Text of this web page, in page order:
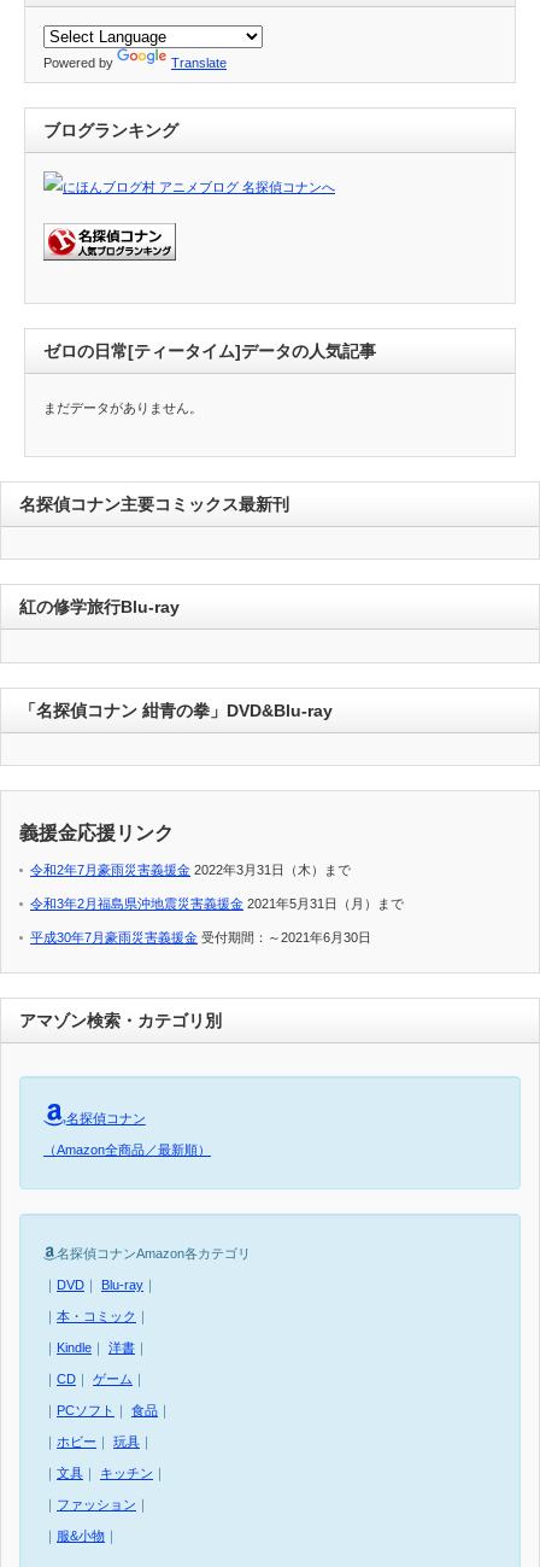
Powered by Translate
ブログランキング
ゼロの日常[ティータイム]データの人気記事
まだデータがありません。
名探偵コナン主要コミックス最新刊
紅の修学旅行Blu-ray
「名探偵コナン 紺青の拳」DVD&Blu-ray
義援金応援リンク
令和2年7月豪雨災害義援金 2022年3月31日（木）まで
令和3年2月福島県沖地震災害義援金 2021年5月31日（月）まで
平成30年7月豪雨災害義援金 受付期間：～2021年6月30日
アマゾン検索・カテゴリ別
名探偵コナン
（Amazon全商品／最新順）
名探偵コナンAmazon各カテゴリ
｜ DVD ｜ Blu-ray ｜
｜ 本・コミック ｜
｜ Kindle ｜ 洋書 ｜
｜ CD ｜ ゲーム ｜
｜ PCソフト ｜ 食品 ｜
｜ ホビー ｜ 玩具 ｜
｜ 文具 ｜ キッチン ｜
｜ ファッション ｜
｜ 服&小物 ｜